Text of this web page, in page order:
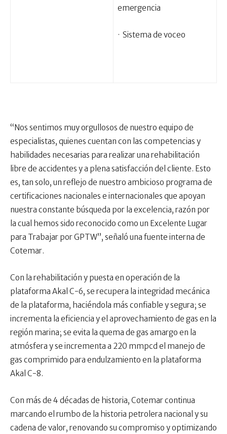
emergencia
· Sistema de voceo
“Nos sentimos muy orgullosos de nuestro equipo de
especialistas, quienes cuentan con las competencias y
habilidades necesarias para realizar una rehabilitación
libre de accidentes y a plena satisfacción del cliente. Esto
es, tan solo, un reflejo de nuestro ambicioso programa de
certificaciones nacionales e internacionales que apoyan
nuestra constante búsqueda por la excelencia, razón por
la cual hemos sido reconocido como un Excelente Lugar
para Trabajar por GPTW”, señaló una fuente interna de
Cotemar.
Con la rehabilitación y puesta en operación de la
plataforma Akal C-6, se recupera la integridad mecánica
de la plataforma, haciéndola más confiable y segura; se
incrementa la eficiencia y el aprovechamiento de gas en la
región marina; se evita la quema de gas amargo en la
atmósfera y se incrementa a 220 mmpcd el manejo de
gas comprimido para endulzamiento en la plataforma
Akal C-8.
Con más de 4 décadas de historia, Cotemar continua
marcando el rumbo de la historia petrolera nacional y su
cadena de valor, renovando su compromiso y optimizando